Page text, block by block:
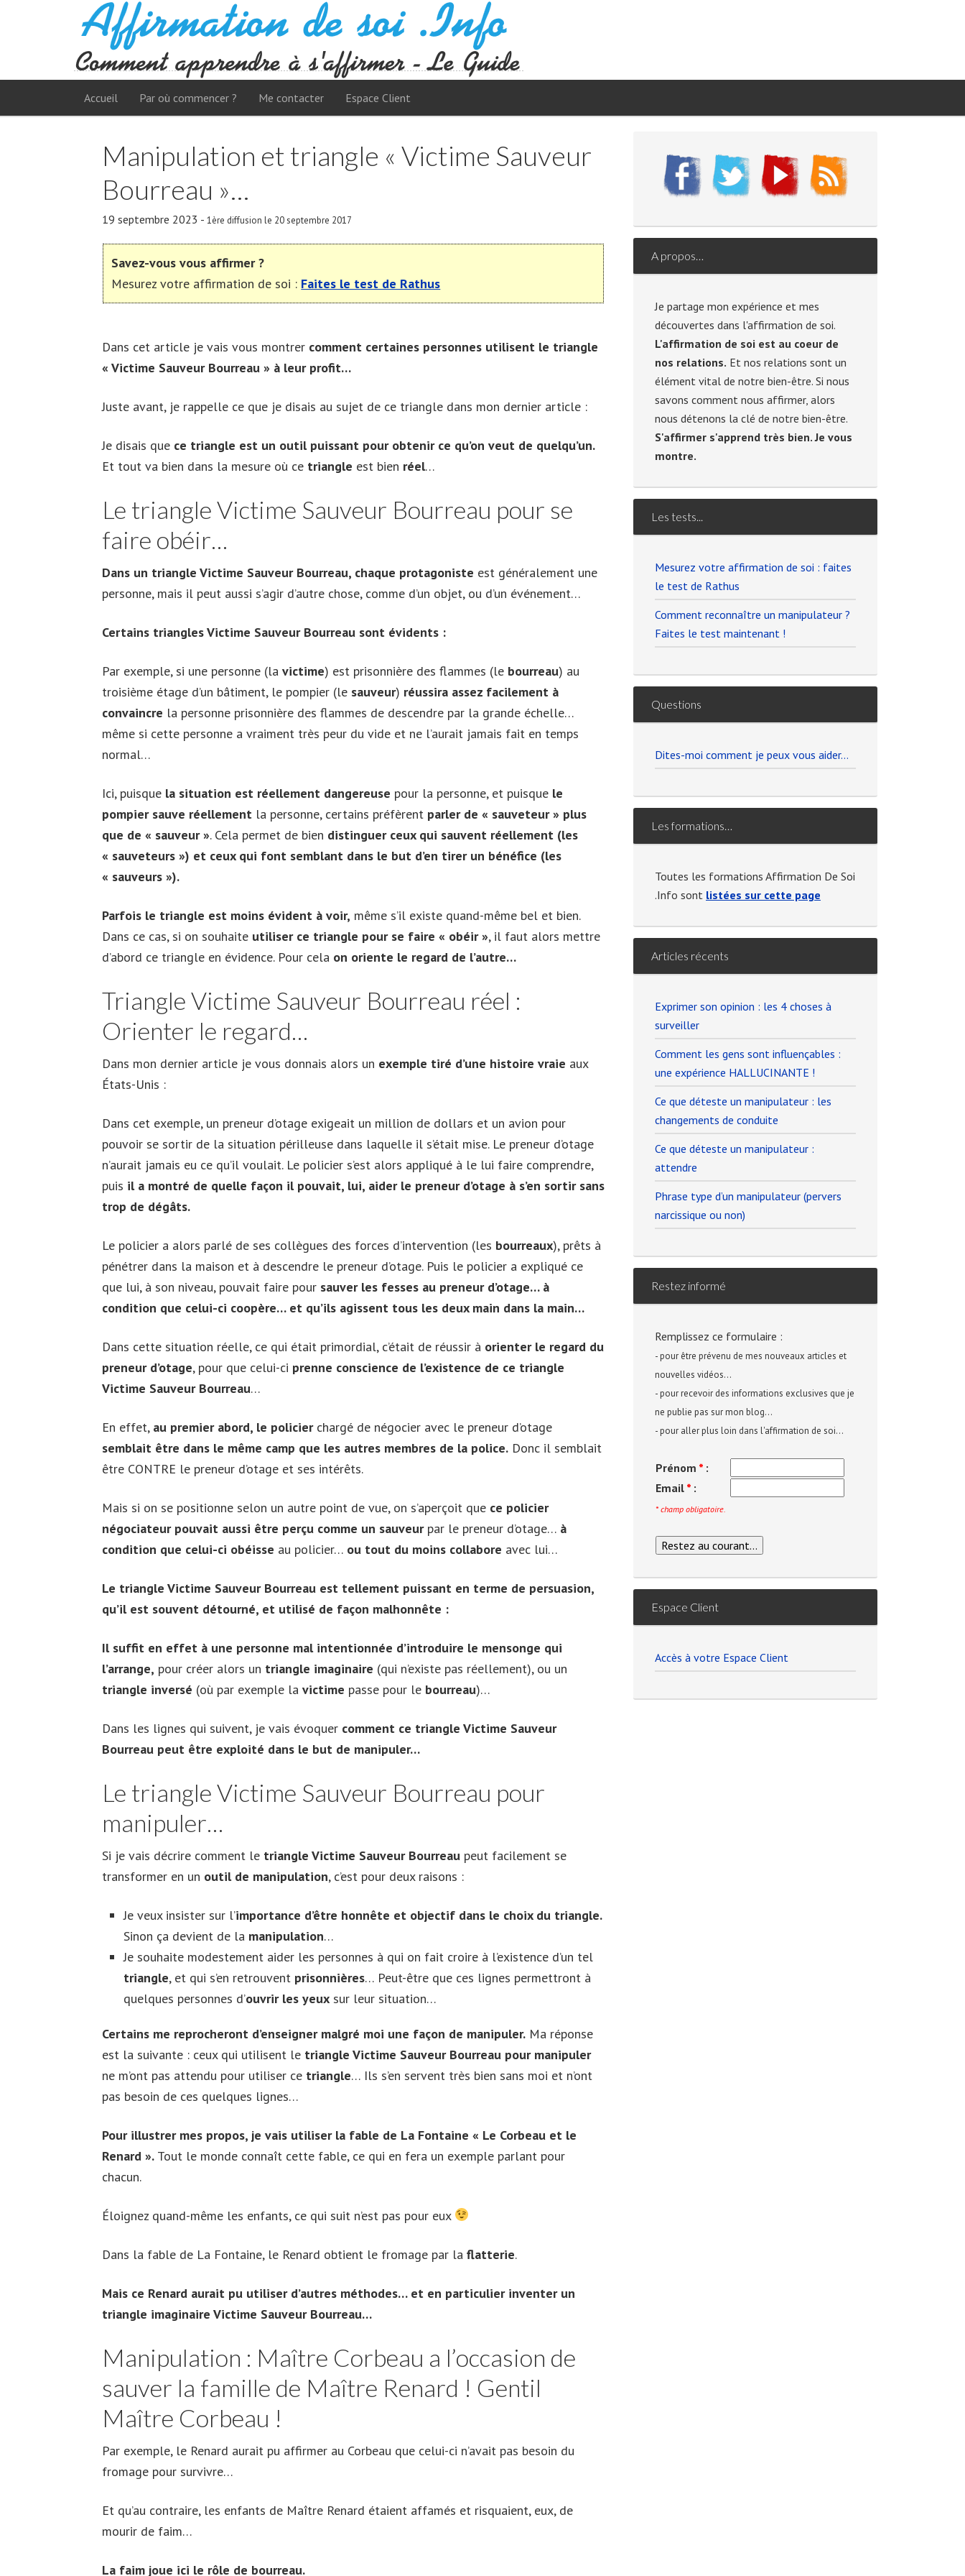
Accueil Par où commencer ? Me contacter Espace Client
Manipulation et triangle « Victime Sauveur
Bourreau »…
19 septembre 2023 - 1ère diffusion le 20 septembre 2017
Savez-vous vous affirmer ?
Mesurez votre affirmation de soi : Faites le test de Rathus
Dans cet article je vais vous montrer comment certaines personnes utilisent le triangle
« Victime Sauveur Bourreau » à leur profit…
Juste avant, je rappelle ce que je disais au sujet de ce triangle dans mon dernier article :
Je disais que ce triangle est un outil puissant pour obtenir ce qu’on veut de quelqu’un.
Et tout va bien dans la mesure où ce triangle est bien réel…
Le triangle Victime Sauveur Bourreau pour se
faire obéir…
Dans un triangle Victime Sauveur Bourreau, chaque protagoniste est généralement une
personne, mais il peut aussi s’agir d’autre chose, comme d’un objet, ou d’un événement…
Certains triangles Victime Sauveur Bourreau sont évidents :
Par exemple, si une personne (la victime) est prisonnière des flammes (le bourreau) au
troisième étage d’un bâtiment, le pompier (le sauveur) réussira assez facilement à
convaincre la personne prisonnière des flammes de descendre par la grande échelle…
même si cette personne a vraiment très peur du vide et ne l’aurait jamais fait en temps
normal…
Ici, puisque la situation est réellement dangereuse pour la personne, et puisque le
pompier sauve réellement la personne, certains préfèrent parler de « sauveteur » plus
que de « sauveur ». Cela permet de bien distinguer ceux qui sauvent réellement (les
« sauveteurs ») et ceux qui font semblant dans le but d’en tirer un bénéfice (les
« sauveurs »).
Parfois le triangle est moins évident à voir, même s’il existe quand-même bel et bien.
Dans ce cas, si on souhaite utiliser ce triangle pour se faire « obéir », il faut alors mettre
d’abord ce triangle en évidence. Pour cela on oriente le regard de l’autre…
Triangle Victime Sauveur Bourreau réel :
Orienter le regard…
Dans mon dernier article je vous donnais alors un exemple tiré d’une histoire vraie aux
États-Unis :
Dans cet exemple, un preneur d’otage exigeait un million de dollars et un avion pour
pouvoir se sortir de la situation périlleuse dans laquelle il s’était mise. Le preneur d’otage
n’aurait jamais eu ce qu’il voulait. Le policier s’est alors appliqué à le lui faire comprendre,
puis il a montré de quelle façon il pouvait, lui, aider le preneur d’otage à s’en sortir sans
trop de dégâts.
Le policier a alors parlé de ses collègues des forces d’intervention (les bourreaux), prêts à
pénétrer dans la maison et à descendre le preneur d’otage. Puis le policier a expliqué ce
que lui, à son niveau, pouvait faire pour sauver les fesses au preneur d’otage… à
condition que celui-ci coopère… et qu’ils agissent tous les deux main dans la main…
Dans cette situation réelle, ce qui était primordial, c’était de réussir à orienter le regard du
preneur d’otage, pour que celui-ci prenne conscience de l’existence de ce triangle
Victime Sauveur Bourreau…
En effet, au premier abord, le policierchargé de négocier avec le preneur d’otage
semblait être dans le même camp que les autres membres de la police. Donc il semblait
être CONTRE le preneur d’otage et ses intérêts.
Mais si on se positionne selon un autre point de vue, on s’aperçoit que ce policier
négociateur pouvait aussi être perçu comme un sauveurpar le preneur d’otage… à
condition que celui-ci obéisse au policier… ou tout du moins collabore avec lui…
Le triangle Victime Sauveur Bourreau est tellement puissant en terme de persuasion,
qu’il est souvent détourné, et utilisé de façon malhonnête :
Il suffit en effet à une personne mal intentionnée d’introduire le mensonge qui
l’arrange, pour créer alors un triangle imaginaire (qui n’existe pas réellement), ou un
triangle inversé (où par exemple la victime passe pour le bourreau)…
Dans les lignes qui suivent, je vais évoquer comment ce triangle Victime Sauveur
Bourreau peut être exploité dans le but de manipuler…
Le triangle Victime Sauveur Bourreau pour
manipuler…
Si je vais décrire comment le triangle Victime Sauveur Bourreau peut facilement se
transformer en un outil de manipulation, c’est pour deux raisons :
Je veux insister sur l’importance d’être honnête et objectif dans le choix du triangle.
Sinon ça devient de la manipulation…
Je souhaite modestement aider les personnes à qui on fait croire à l’existence d’un tel
triangle, et qui s’en retrouvent prisonnières… Peut-être que ces lignes permettront à
quelques personnes d’ouvrir les yeux sur leur situation…
Certains me reprocheront d’enseigner malgré moi une façon de manipuler. Ma réponse
est la suivante : ceux qui utilisent le triangle Victime Sauveur Bourreau pour manipuler
ne m’ont pas attendu pour utiliser ce triangle… Ils s’en servent très bien sans moi et n’ont
pas besoin de ces quelques lignes…
Pour illustrer mes propos, je vais utiliser la fable de La Fontaine « Le Corbeau et le
Renard ». Tout le monde connaît cette fable, ce qui en fera un exemple parlant pour
chacun.
Éloignez quand-même les enfants, ce qui suit n’est pas pour eux
Dans la fable de La Fontaine, le Renard obtient le fromage par la flatterie.
Mais ce Renard aurait pu utiliser d’autres méthodes… et en particulier inventer un
triangle imaginaire Victime Sauveur Bourreau…
Manipulation : Maître Corbeau a l’occasion de
sauver la famille de Maître Renard ! Gentil
Maître Corbeau !
Par exemple, le Renard aurait pu affirmer au Corbeau que celui-ci n’avait pas besoin du
fromage pour survivre…
Et qu’au contraire, les enfants de Maître Renard étaient affamés et risquaient, eux, de
mourir de faim…
La faim joue ici le rôle de bourreau.
A propos…
Je partage mon expérience et mes
découvertes dans l'affirmation de soi.
L'affirmation de soi est au coeur de
nos relations. Et nos relations sont un
élément vital de notre bien-être. Si nous
savons comment nous affirmer, alors
nous détenons la clé de notre bien-être.
S'affirmer s'apprend très bien. Je vous
montre.
Les tests...
Mesurez votre affirmation de soi : faites
le test de Rathus
Comment reconnaître un manipulateur ?
Faites le test maintenant !
Questions
Dites-moi comment je peux vous aider…
Les formations…
Toutes les formations Affirmation De Soi
.Info sont listées sur cette page
Articles récents
Exprimer son opinion : les 4 choses à
surveiller
Comment les gens sont influençables :
une expérience HALLUCINANTE !
Ce que déteste un manipulateur : les
changements de conduite
Ce que déteste un manipulateur :
attendre
Phrase type d’un manipulateur (pervers
narcissique ou non)
Restez informé
Remplissez ce formulaire :
- pour être prévenu de mes nouveaux articles et
nouvelles vidéos...
- pour recevoir des informations exclusives que je
ne publie pas sur mon blog...
- pour aller plus loin dans l'affirmation de soi...
Prénom * :
Email * :
* champ obligatoire.
Espace Client
Accès à votre Espace Client